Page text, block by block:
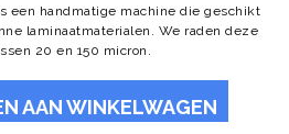
een handmatige machine die geschikt
laminaatmaterialen. We raden deze
20 en 150 micron.
AAN WINKELWAGEN